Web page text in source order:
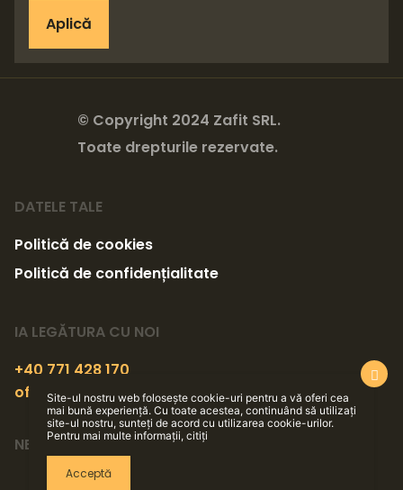
Aplică
© Copyright 2024 Zafit SRL.
Toate drepturile rezervate.
DATELE TALE
Politică de cookies
Politică de confidențialitate
IA LEGĂTURA CU NOI
+40 771 428 170
office@zafit.ro
NE GĂSEȘTI PE
Site-ul nostru web folosește cookie-uri pentru a vă oferi cea
mai bună experiență. Cu toate acestea, continuând să utilizați
site-ul nostru, sunteți de acord cu utilizarea cookie-urilor.
Pentru mai multe informații, citiți
Acceptă